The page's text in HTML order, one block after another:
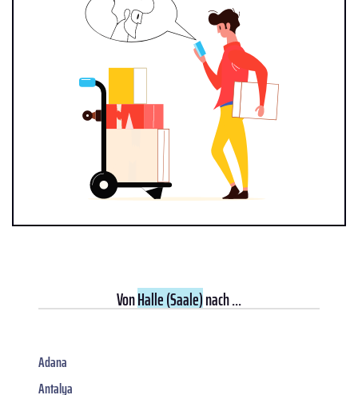
VonHalle (Saale)nach ...
Adana
Antalya